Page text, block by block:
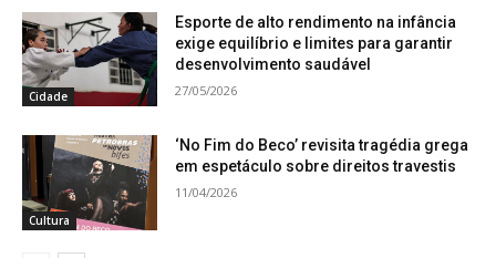
Cidade
Esporte de alto rendimento na infância
exige equilíbrio e limites para garantir
desenvolvimento saudável
27/05/2026
Cultura
‘No Fim do Beco’ revisita tragédia grega
em espetáculo sobre direitos travestis
11/04/2026